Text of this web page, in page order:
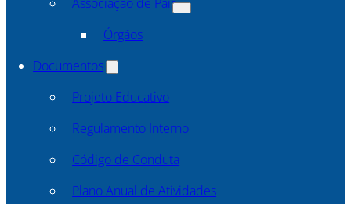
Órgãos
Documentos
Projeto Educativo
Regulamento Interno
Código de Conduta
Plano Anual de Atividades